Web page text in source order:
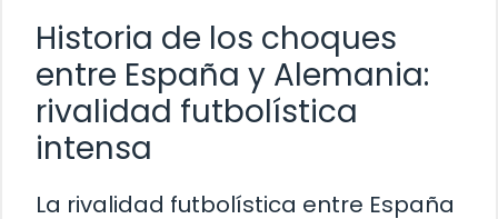
Historia de los choques
entre España y Alemania:
rivalidad futbolística
intensa
La rivalidad futbolística entre España